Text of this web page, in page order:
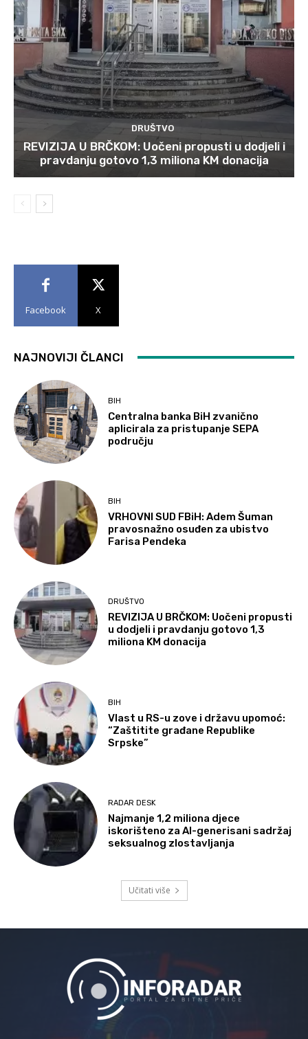
DRUŠTVO
REVIZIJA U BRČKOM: Uočeni propusti u dodjeli i
pravdanju gotovo 1,3 miliona KM donacija
Facebook X
NAJNOVIJI ČLANCI
BIH
Centralna banka BiH zvanično
aplicirala za pristupanje SEPA
području
BIH
VRHOVNI SUD FBiH: Adem Šuman
pravosnažno osuđen za ubistvo
Farisa Pendeka
DRUŠTVO
REVIZIJA U BRČKOM: Uočeni propusti
u dodjeli i pravdanju gotovo 1,3
miliona KM donacija
BIH
Vlast u RS-u zove i državu upomoć:
“Zaštitite građane Republike
Srpske”
RADAR DESK
Najmanje 1,2 miliona djece
iskorišteno za AI-generisani sadržaj
seksualnog zlostavljanja
Učitati više